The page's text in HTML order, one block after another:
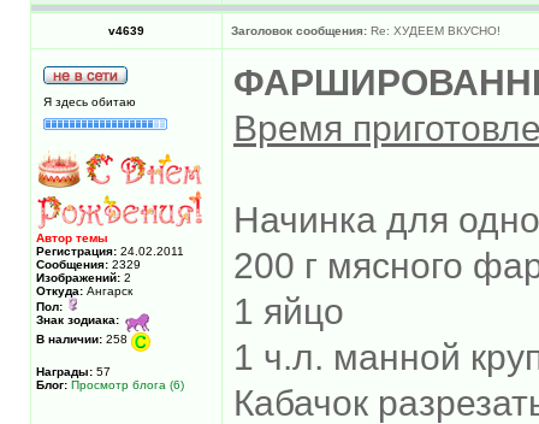
v4639 Заголовок сообщения: Re: ХУДЕЕМ ВКУСНО!
Я здесь обитаю
Автор темы
Регистрация: 24.02.2011
Сообщения: 2329
Изображений: 2
Откуда: Ангарск
Пол:
Знак зодиака:
В наличии: 258
Награды: 57
Блог: Просмотр блога (6)
Время
Начинка для
200 г мясного
1 яйцо
1 ч.л. манной
Кабачок